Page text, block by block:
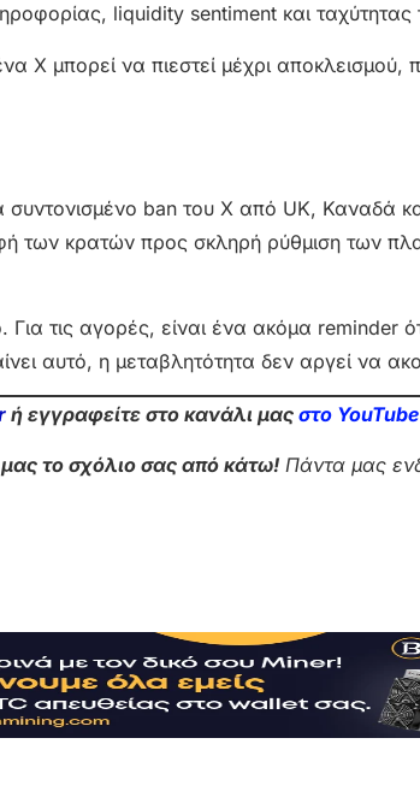
liquidity sentiment και
X μπορεί να πιεστεί μέχρι αποκλεισμού,
συντονισμένο ban του X από UK, Καναδά
των κρατών προς σκληρή ρύθμιση των
Για τις αγορές, είναι ένα ακόμα reminder
αυτό, η μεταβλητότητα δεν αργεί να
ή εγγραφείτε στο κανάλι μας στο YouTube
το σχόλιο σας από κάτω! Πάντα μας